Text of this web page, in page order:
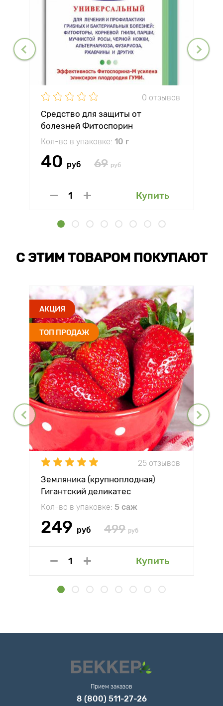
0 отзывов
Средство для защиты от
болезней Фитоспорин
Кол-во в упаковке: 10 г
40 руб 69 руб
Купить
С ЭТИМ ТОВАРОМ ПОКУПАЮТ
АКЦИЯ
ТОП ПРОДАЖ
25 отзывов
Земляника (крупноплодная)
Гигантский деликатес
Кол-во в упаковке: 5 саж
249 руб 499 руб
Купить
Прием заказов
8 (800) 511-27-26